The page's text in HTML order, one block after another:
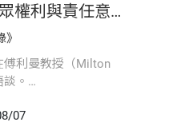
權利與責任意
傅利曼教授（Milton
。
時任《聯合報》總編
07